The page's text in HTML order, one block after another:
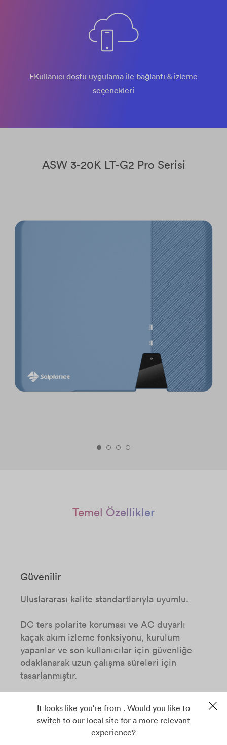
EKullanıcı dostu uygulama ile bağlantı & izleme
seçenekleri
ASW 3-20K LT-G2 Pro Serisi
Temel Özellikler
Güvenilir
Uluslararası kalite standartlarıyla uyumlu.
DC ters polarite koruması ve AC duyarlı
kaçak akım izleme fonksiyonu, kurulum
yapanlar ve son kullanıcılar için güvenliğe
odaklanarak uzun çalışma süreleri için
tasarlanmıştır.
korunma sağlar.
Uluslararası kalite ve güvenlik standartlarına
It looks like you're from . Would you like to
switch to our local site for a more relevant
experience?